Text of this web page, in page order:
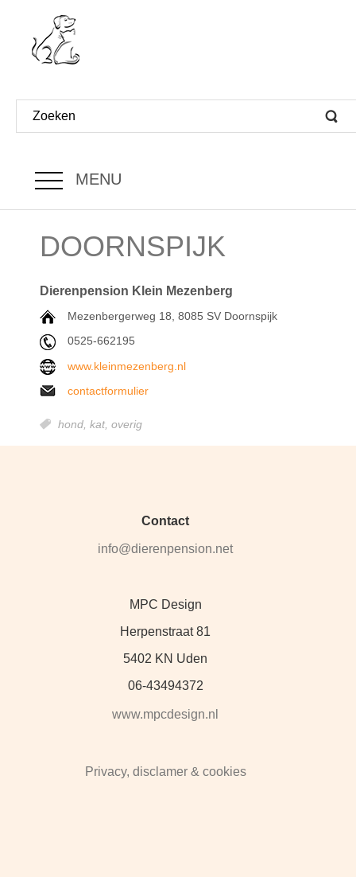
MENU
DOORNSPIJK
Dierenpension Klein Mezenberg
Mezenbergerweg 18, 8085 SV Doornspijk
0525-662195
www.kleinmezenberg.nl
contactformulier
hond, kat, overig
Contact
info@dierenpension.net
MPC Design
Herpenstraat 81
5402 KN Uden
06-43494372
www.mpcdesign.nl
Privacy, disclamer & cookies